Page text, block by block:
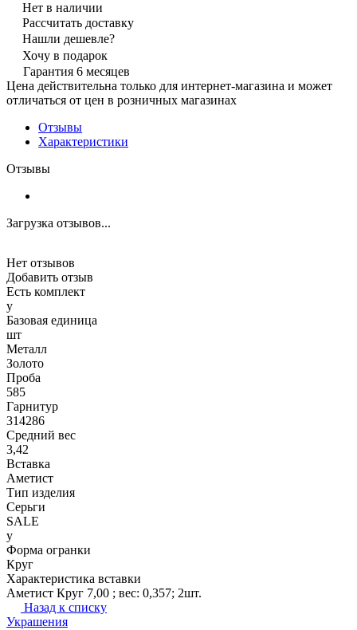
Нет в наличии
Рассчитать доставку
Нашли дешевле?
Хочу в подарок
Гарантия 6 месяцев
Цена действительна только для интернет-магазина и может
отличаться от цен в розничных магазинах
Отзывы
Характеристики
Отзывы
Загрузка отзывов...
Нет отзывов
Добавить отзыв
Есть комплект
y
Базовая единица
шт
Металл
Золото
Проба
585
Гарнитур
314286
Средний вес
3,42
Вставка
Аметист
Тип изделия
Серьги
SALE
y
Форма огранки
Круг
Характеристика вставки
Аметист Круг 7,00 ; вес: 0,357; 2шт.
Назад к списку
Украшения